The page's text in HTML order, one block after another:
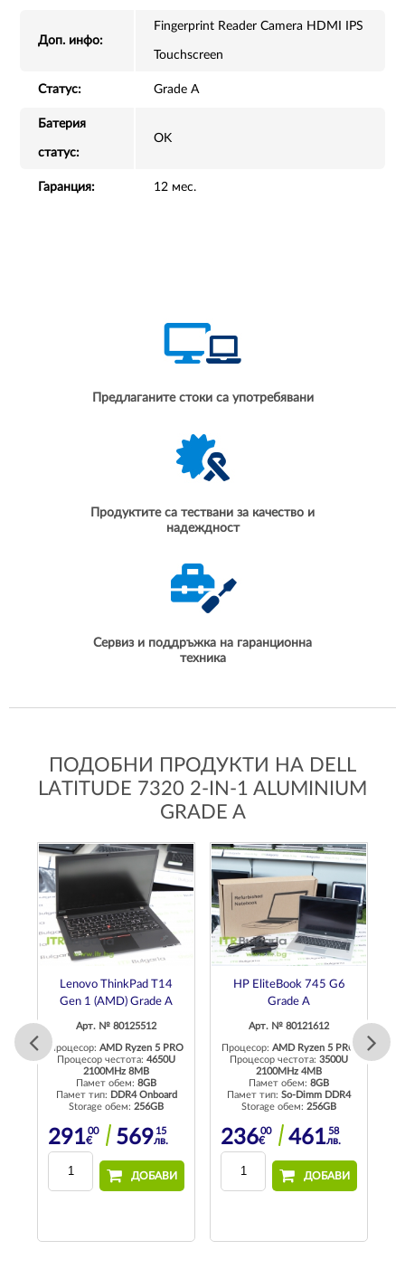
Доп. инфо:
Fingerprint Reader Camera HDMI IPS
Touchscreen
Статус: Grade A
Батерия
статус:
OK
Гаранция: 12 мес.
Предлаганите стоки са употребявани
Продуктите са тествани за качество и
надеждност
Сервиз и поддръжка на гаранционна
техника
ПОДОБНИ ПРОДУКТИ НА DELL
LATITUDE 7320 2-IN-1 ALUMINIUM
GRADE A
Lenovo ThinkPad T14
Gen 1 (AMD) Grade A
Арт. № 80125512
Процесор: AMD Ryzen 5 PRO
Процесор честота: 4650U
2100MHz 8MB
Памет обем: 8GB
Памет тип: DDR4 Onboard
Storage обем: 256GB
29100
€ 56915
лв.
ДОБАВИ
HP EliteBook 745 G6
Grade A
Арт. № 80121612
Процесор: AMD Ryzen 5 PRO
Процесор честота: 3500U
2100MHz 4MB
Памет обем: 8GB
Памет тип: So-Dimm DDR4
Storage обем: 256GB
23600
€ 46158
лв.
ДОБАВИ